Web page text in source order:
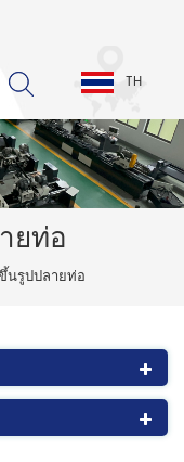
TH
ยท่อ
นรูปปลายท่อ